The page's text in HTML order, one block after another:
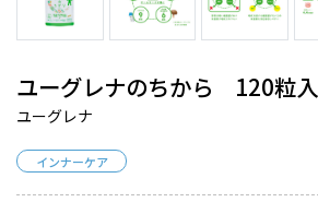
ユーグレナのちから 120粒入
ユーグレナ
インナーケア